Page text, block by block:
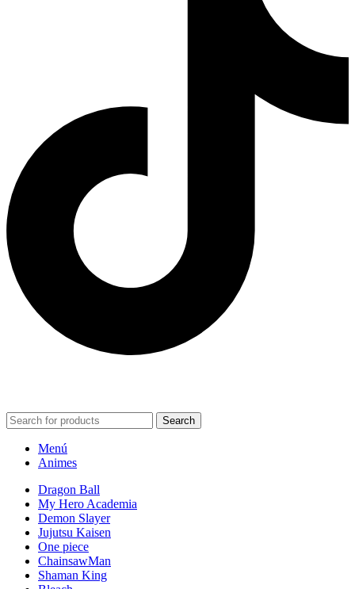
Search
Menú
Animes
Dragon Ball
My Hero Academia
Demon Slayer
Jujutsu Kaisen
One piece
ChainsawMan
Shaman King